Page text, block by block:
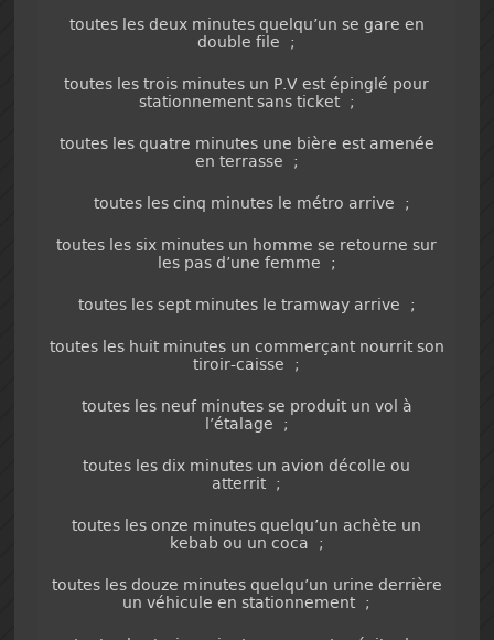
toutes les deux minutes quelqu’un se gare en
double file ;
toutes les trois minutes un P.V est épinglé pour
stationnement sans ticket ;
toutes les quatre minutes une bière est amenée
en terrasse ;
toutes les cinq minutes le métro arrive ;
toutes les six minutes un homme se retourne sur
les pas d’une femme ;
toutes les sept minutes le tramway arrive ;
toutes les huit minutes un commerçant nourrit son
tiroir-caisse ;
toutes les neuf minutes se produit un vol à
l’étalage ;
toutes les dix minutes un avion décolle ou
atterrit ;
toutes les onze minutes quelqu’un achète un
kebab ou un coca ;
toutes les douze minutes quelqu’un urine derrière
un véhicule en stationnement ;